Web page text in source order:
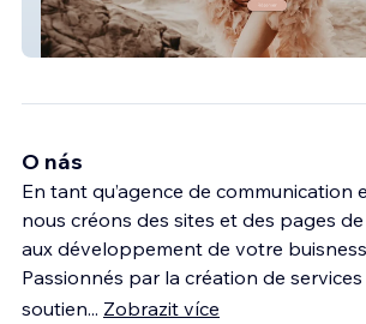
Chamarelles
O nás
En tant qu’agence de communication
nous créons des sites et des pages
aux développement de votre
Passionnés par la création de
soutien... Zobrazit více